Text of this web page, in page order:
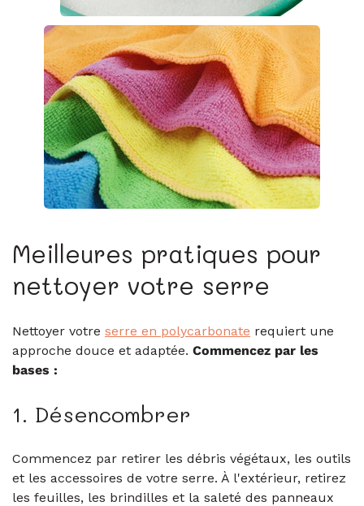
Meilleures pratiques pour
nettoyer votre serre
Nettoyer votre serre en polycarbonate requiert une
approche douce et adaptée. Commencez par les
bases :
1. Désencombrer
Commencez par retirer les débris végétaux, les outils
et les accessoires de votre serre. À l'extérieur, retirez
les feuilles, les brindilles et la saleté des panneaux